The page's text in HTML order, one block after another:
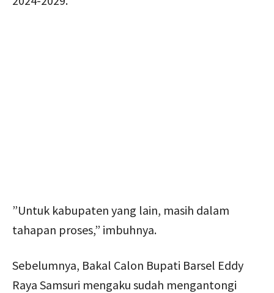
”Untuk kabupaten yang lain, masih dalam
tahapan proses,” imbuhnya.
Sebelumnya, Bakal Calon Bupati Barsel Eddy
Raya Samsuri mengaku sudah mengantongi